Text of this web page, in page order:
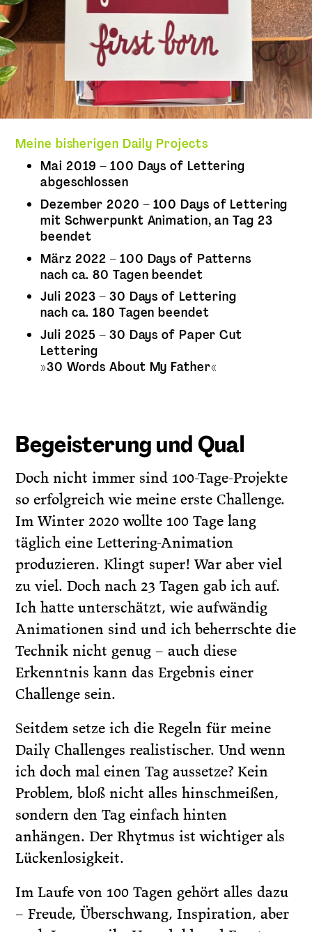
Meine bisherigen Daily Projects
Mai 2019 – 100 Days of Lettering
abgeschlossen
Dezember 2020 – 100 Days of Lettering
mit Schwerpunkt Animation, an Tag 23
beendet
März 2022 – 100 Days of Patterns
nach ca. 80 Tagen beendet
Juli 2023 – 30 Days of Lettering
nach ca. 180 Tagen beendet
Juli 2025 – 30 Days of Paper Cut
Lettering
»30 Words About My Father«
Begeisterung und Qual
Doch nicht immer sind 100-Tage-Projekte
so erfolgreich wie meine erste Challenge.
Im Winter 2020 wollte 100 Tage lang
täglich eine Lettering-Animation
produzieren. Klingt super! War aber viel
zu viel. Doch nach 23 Tagen gab ich auf.
Ich hatte unterschätzt, wie aufwändig
Animationen sind und ich beherrschte die
Technik nicht genug – auch diese
Erkenntnis kann das Ergebnis einer
Challenge sein.
Seitdem setze ich die Regeln für meine
Daily Challenges realistischer. Und wenn
ich doch mal einen Tag aussetze? Kein
Problem, bloß nicht alles hinschmeißen,
sondern den Tag einfach hinten
anhängen. Der Rhytmus ist wichtiger als
Lückenlosigkeit.
Im Laufe von 100 Tagen gehört alles dazu
– Freude, Überschwang, Inspiration, aber